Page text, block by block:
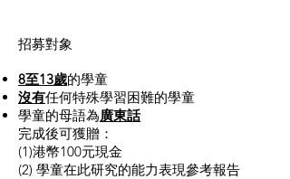
招募對象
8至13歲的學童
沒有任何特殊學習困難的學童
學童的⺟語為廣東話
完成後可獲贈：
(1)港幣100元現金
(2) 學童在此研究的能力表現參考報告